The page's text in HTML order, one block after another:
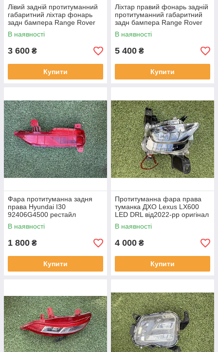
Лівий задній протитуманний
габаритний ліхтар фонарь
задн бампера Range Rover
L460 від 2021-рр LR152299
оригінал бв повністю р
В наявності
3 600 ₴
Купити
Ліхтар правий фонарь задній
протитуманний габаритний
задн бампера Range Rover
L460 від2021-рр, LR152295
оригінал повністю робо
В наявності
5 400 ₴
Купити
Фара протитуманна задня
права Hyundai I30
92406G4500 рестайл
від2020-рр оригінал бв
відсутнє одне кріплення
В наявності
1 800 ₴
Купити
Протитуманна фара права
туманка ДХО Lexus LX600
LED DRL від2022-рр оригінал
бв відсутнє одно кріплення
В наявності
4 000 ₴
Купити